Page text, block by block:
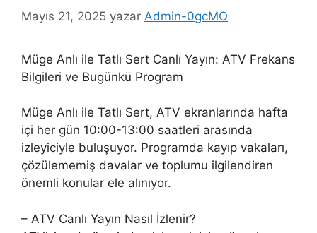
Mayıs 21, 2025 yazar Admin-0gcMO
Müge Anlı ile Tatlı Sert Canlı Yayın: ATV Frekans
Bilgileri ve Bugünkü Program
Müge Anlı ile Tatlı Sert, ATV ekranlarında hafta
içi her gün 10:00-13:00 saatleri arasında
izleyiciyle buluşuyor. Programda kayıp vakaları,
çözülememiş davalar ve toplumu ilgilendiren
önemli konular ele alınıyor.
– ATV Canlı Yayın Nasıl İzlenir?